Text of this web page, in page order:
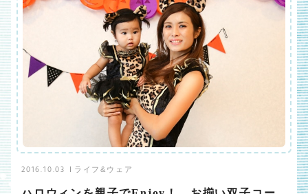
2016.10.03 ライフ&ウェア